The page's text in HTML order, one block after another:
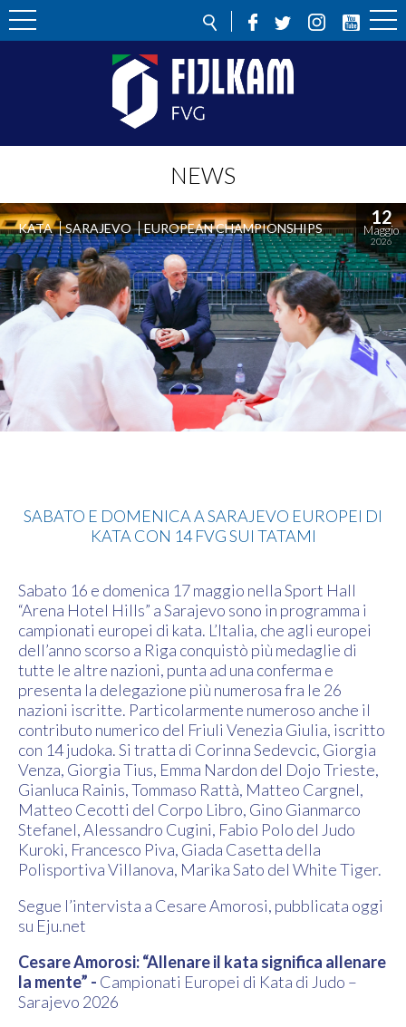
NEWS
12
Maggio
2026
SABATO E DOMENICA A SARAJEVO EUROPEI DI
KATA CON 14 FVG SUI TATAMI
KATA SARAJEVO EUROPEAN CHAMPIONSHIPS
Sabato 16 e domenica 17 maggio nella Sport Hall
“Arena Hotel Hills” a Sarajevo sono in programma i
campionati europei di kata. L’Italia, che agli europei
dell’anno scorso a Riga conquistò più medaglie di
tutte le altre nazioni, punta ad una conferma e
presenta la delegazione più numerosa fra le 26
nazioni iscritte. Particolarmente numeroso anche il
contributo numerico del Friuli Venezia Giulia, iscritto
con 14 judoka. Si tratta di Corinna Sedevcic, Giorgia
Venza, Giorgia Tius, Emma Nardon del Dojo Trieste,
Gianluca Rainis, Tommaso Rattà, Matteo Cargnel,
Matteo Cecotti del Corpo Libro, Gino Gianmarco
Stefanel, Alessandro Cugini, Fabio Polo del Judo
Kuroki, Francesco Piva, Giada Casetta della
Polisportiva Villanova, Marika Sato del White Tiger.
Segue l’intervista a Cesare Amorosi, pubblicata oggi
su Eju.net
Cesare Amorosi: “Allenare il kata significa allenare
la mente” - Campionati Europei di Kata di Judo –
Sarajevo 2026